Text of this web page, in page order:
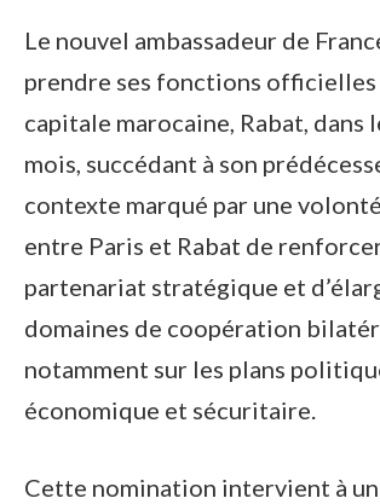
Le nouvel ambassadeur de
prendre ses fonctions officielles
capitale marocaine, Rabat, dans
mois, succédant à son
contexte marqué par une
entre Paris et Rabat de
partenariat stratégique et
domaines de coopération
notamment sur les plans
économique et sécuritaire.
Cette nomination intervient à